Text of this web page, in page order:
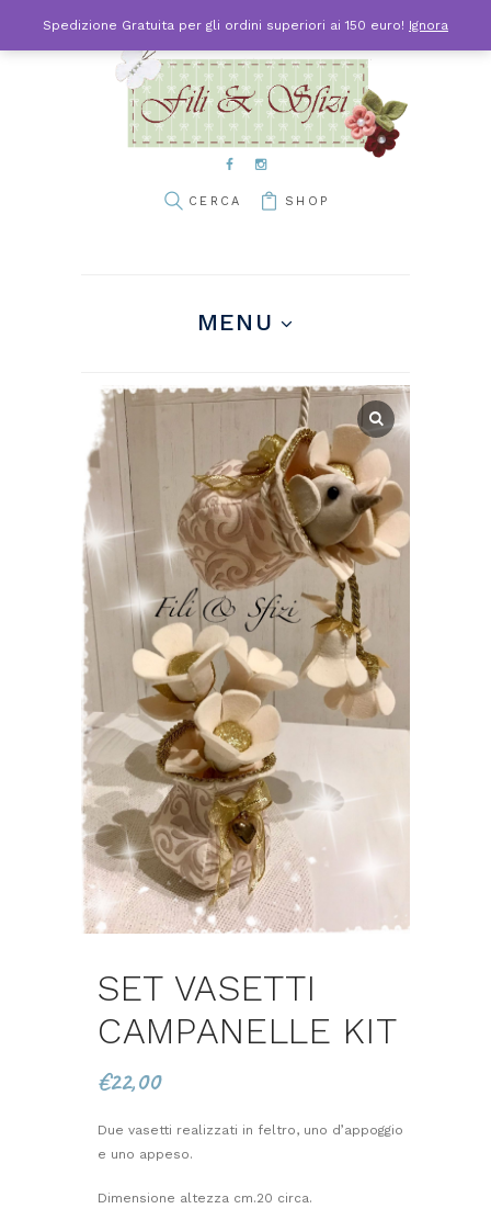
SHOP
MENU
SET VASETTI
CAMPANELLE KIT
€22,00
Due vasetti realizzati in feltro, uno d’appoggio
e uno appeso.
Dimensione altezza cm.20 circa.
Spedizione Gratuita per gli ordini superiori ai 150 euro! Ignora